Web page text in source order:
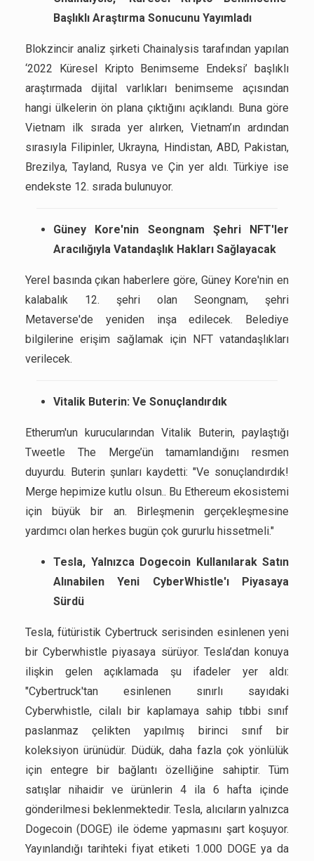
Başlıklı Araştırma Sonucunu Yayımladı
Blokzincir analiz şirketi Chainalysis tarafından yapılan
‘2022 Küresel Kripto Benimseme Endeksi’ başlıklı
araştırmada dijital varlıkları benimseme açısından
hangi ülkelerin ön plana çıktığını açıklandı. Buna göre
Vietnam ilk sırada yer alırken, Vietnam’ın ardından
sırasıyla Filipinler, Ukrayna, Hindistan, ABD, Pakistan,
Brezilya, Tayland, Rusya ve Çin yer aldı. Türkiye ise
endekste 12. sırada bulunuyor.
Güney Kore'nin Seongnam Şehri NFT'ler
Aracılığıyla Vatandaşlık Hakları Sağlayacak
Yerel basında çıkan haberlere göre, Güney Kore'nin en
kalabalık 12. şehri olan Seongnam, şehri
Metaverse'de yeniden inşa edilecek. Belediye
bilgilerine erişim sağlamak için NFT vatandaşlıkları
verilecek.
Vitalik Buterin: Ve Sonuçlandırdık
Etherum'un kurucularından Vitalik Buterin, paylaştığı
Tweetle The Merge’ün tamamlandığını resmen
duyurdu. Buterin şunları kaydetti: "Ve sonuçlandırdık!
Merge hepimize kutlu olsun.. Bu Ethereum ekosistemi
için büyük bir an. Birleşmenin gerçekleşmesine
yardımcı olan herkes bugün çok gururlu hissetmeli."
Tesla, Yalnızca Dogecoin Kullanılarak Satın
Alınabilen Yeni CyberWhistle'ı Piyasaya
Sürdü
Tesla, fütüristik Cybertruck serisinden esinlenen yeni
bir Cyberwhistle piyasaya sürüyor. Tesla’dan konuya
ilişkin gelen açıklamada şu ifadeler yer aldı:
"Cybertruck'tan esinlenen sınırlı sayıdaki
Cyberwhistle, cilalı bir kaplamaya sahip tıbbi sınıf
paslanmaz çelikten yapılmış birinci sınıf bir
koleksiyon ürünüdür. Düdük, daha fazla çok yönlülük
için entegre bir bağlantı özelliğine sahiptir. Tüm
satışlar nihaidir ve ürünlerin 4 ila 6 hafta içinde
gönderilmesi beklenmektedir. Tesla, alıcıların yalnızca
Dogecoin (DOGE) ile ödeme yapmasını şart koşuyor.
Yayınlandığı tarihteki fiyat etiketi 1.000 DOGE ya da